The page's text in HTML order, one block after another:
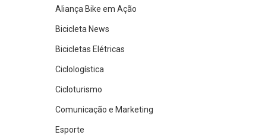
Aliança Bike em Ação
Bicicleta News
Bicicletas Elétricas
Ciclologística
Cicloturismo
Comunicação e Marketing
Esporte